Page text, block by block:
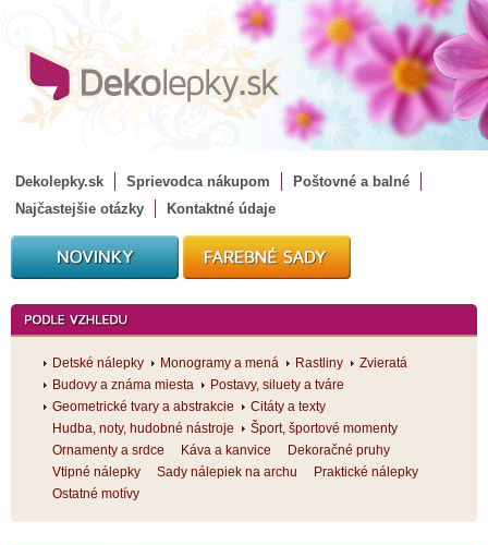
Dekolepky.sk Sprievodca nákupom
Poštovné a balné
Najčastejšie otázky
Kontaktné údaje
Detské nálepky Monogramy a mená Rastliny
Zvieratá
Budovy a známa miesta
Postavy, siluety a tváre
Geometrické tvary a abstrakcie
Citáty a texty
Hudba, noty, hudobné nástroje
Šport, športové momenty
Ornamenty a srdce
Káva a kanvice
Dekoračné pruhy
Vtipné nálepky
Sady nálepiek na archu
Praktické nálepky
Ostatné motívy